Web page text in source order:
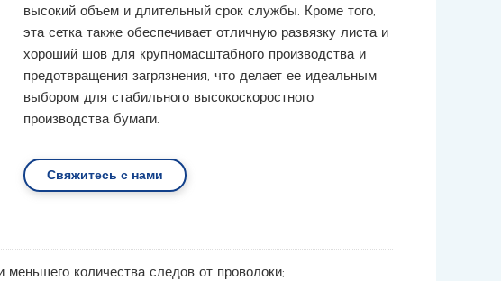
высокий объем и длительный срок службы. Кроме того,
эта сетка также обеспечивает отличную развязку листа и
хороший шов для крупномасштабного производства и
предотвращения загрязнения, что делает ее идеальным
выбором для стабильного высокоскоростного
производства бумаги.
Свяжитесь с нами
количества следов от проволоки;